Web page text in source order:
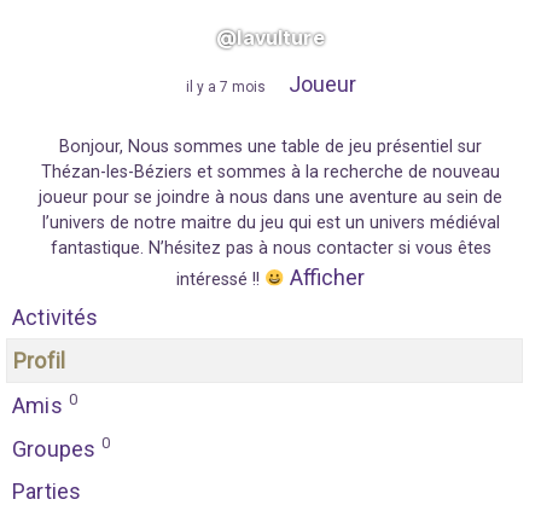
@lavulture
il y a 7 mois Joueur
Bonjour, Nous sommes une table de jeu présentiel sur
Thézan-les-Béziers et sommes à la recherche de nouveau
joueur pour se joindre à nous dans une aventure au sein de
l’univers de notre maitre du jeu qui est un univers médiéval
fantastique. N’hésitez pas à nous contacter si vous êtes
intéressé !!
Afficher
Activités
Profil
Amis 0
Groupes 0
Parties